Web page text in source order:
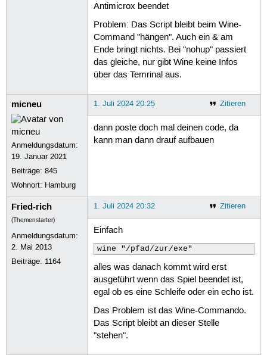
Antimicrox beendet
Problem: Das Script bleibt beim Wine-
Command "hängen". Auch ein & am
Ende bringt nichts. Bei "nohup" passiert
das gleiche, nur gibt Wine keine Infos
über das Temrinal aus.
micneu
Anmeldungsdatum:
19. Januar 2021
Beiträge:845
Wohnort: Hamburg
Zitieren
1. Juli 2024 20:25
dann poste doch mal deinen code, da
kann man dann drauf aufbauen
Fried-rich
(Themenstarter)
Anmeldungsdatum:
2. Mai 2013
Beiträge: 1164
Zitieren
1. Juli 2024 20:32
Einfach
wine "/pfad/zur/exe"
alles was danach kommt wird erst
ausgeführt wenn das Spiel beendet ist,
egal ob es eine Schleife oder ein echo ist.
Das Problem ist das Wine-Commando.
Das Script bleibt an dieser Stelle
"stehen".